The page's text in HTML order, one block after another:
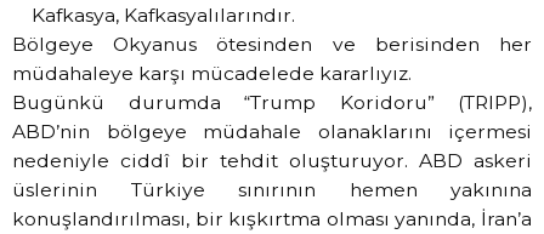
Kafkasya, Kafkasyalılarındır.
Bölgeye Okyanus ötesinden ve berisinden her
müdahaleye karşı mücadelede kararlıyız.
Bugünkü durumda “Trump Koridoru” (TRIPP),
ABD’nin bölgeye müdahale olanaklarını içermesi
nedeniyle ciddî bir tehdit oluşturuyor. ABD askeri
üslerinin Türkiye sınırının hemen yakınına
konuşlandırılması, bir kışkırtma olması yanında, İran’a